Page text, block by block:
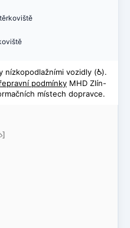
]
nízkopodlažními vozidly (@).
podmínky MHD Zlín-
místech dopravce.